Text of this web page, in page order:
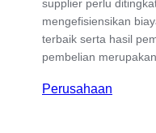
supplier perlu
mengefisiensikan
terbaik serta hasil
pembelian
Perusahaan